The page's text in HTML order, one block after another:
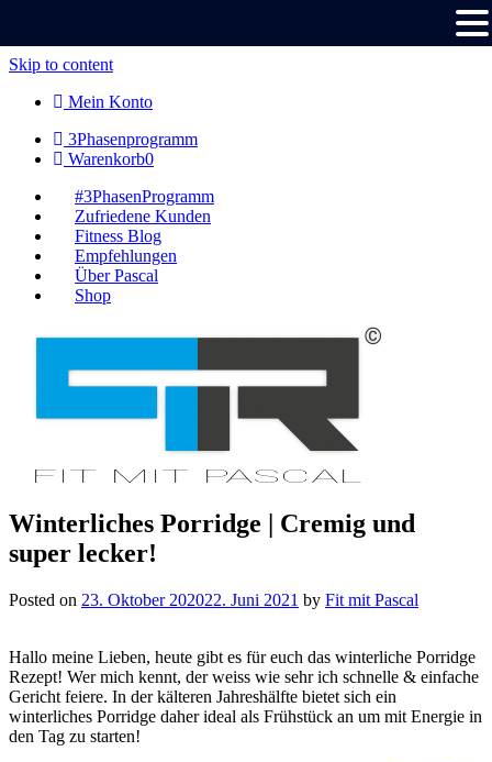
Skip to content
Mein Konto
3Phasenprogramm
Warenkorb0
#3PhasenProgramm
Zufriedene Kunden
Fitness Blog
Empfehlungen
Über Pascal
Shop
Winterliches Porridge | Cremig und
super lecker!
Posted on 23. Oktober 202022. Juni 2021 by Fit mit Pascal
Hallo meine Lieben, heute gibt es für euch das winterliche Porridge
Rezept! Wer mich kennt, der weiss wie sehr ich schnelle & einfache
Gericht feiere. In der kälteren Jahreshälfte bietet sich ein
winterliches Porridge daher ideal als Frühstück an um mit Energie in
den Tag zu starten!